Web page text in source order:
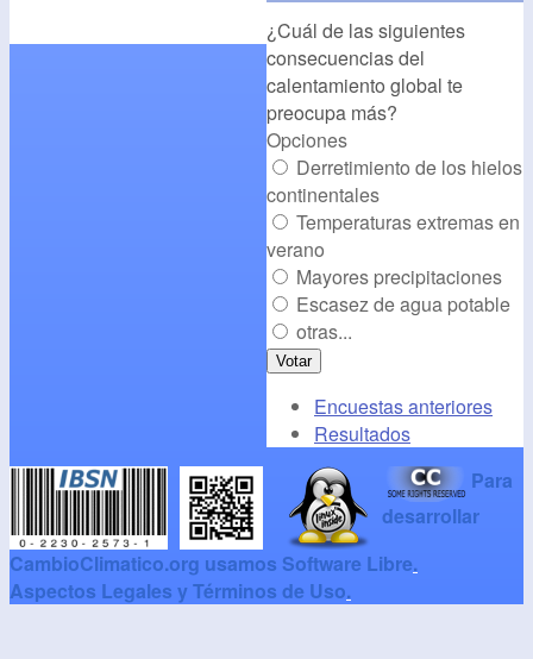
alt="CambioClimatico.org"
/></a>
¿Cuál de las siguientes
consecuencias del
calentamiento global te
preocupa más?
Opciones
Derretimiento de los hielos
continentales
Temperaturas extremas en
verano
Mayores precipitaciones
Escasez de agua potable
otras...
Encuestas anteriores
Resultados
Para
desarrollar
CambioClimatico.org usamos Software Libre.
Aspectos Legales y Términos de Uso.